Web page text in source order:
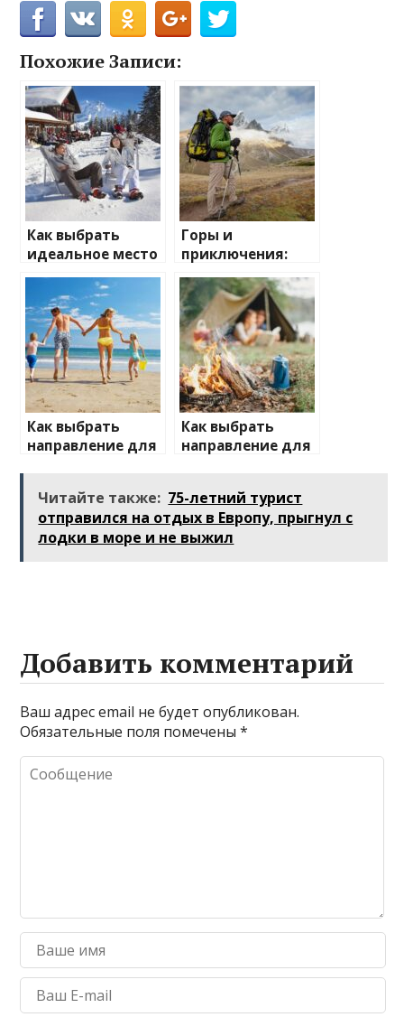
Похожие Записи:
Как выбрать
идеальное место
для зимнего
отдыха
Горы и
приключения:
лучшие
направления для
активного
отдыха
Как выбрать
направление для
Как выбрать
направление для
Читайте также: 75-летний турист
отправился на отдых в Европу, прыгнул с
лодки в море и не выжил
Добавить комментарий
Ваш адрес email не будет опубликован.
Обязательные поля помечены*